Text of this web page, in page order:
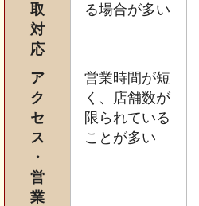
取
対
応
る場合が多い
ア
ク
セ
ス
・
営
業
営業時間が短
く、店舗数が
限られている
ことが多い